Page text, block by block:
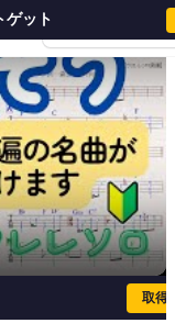
会員登録・ログイ
ゲット
ロ】涙そうそう(カラー)
取得